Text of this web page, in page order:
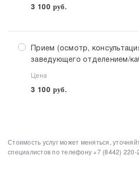
3 100 руб.
Прием (осмотр,
заведующего отделением/
Цена
3 100 руб.
Выберите клинику
Стоимость услуг может меняться,
специалистов по телефону +7 (8442) 220-